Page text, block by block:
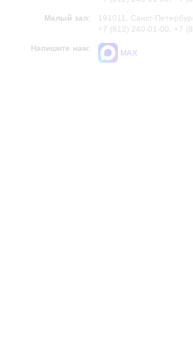
Малый зал:
191011, Санкт-
+7 (812) 240-01-00, +7
Напишите нам:
MAX